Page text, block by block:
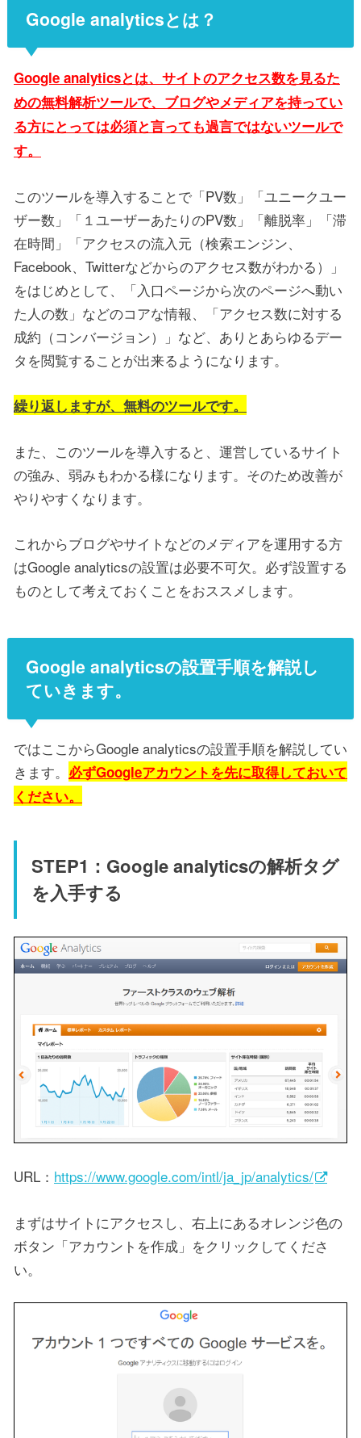
Google analyticsとは？
Google analyticsとは、サイトのアクセス数を見るた
めの無料解析ツールで、ブログやメディアを持ってい
る方にとっては必須と言っても過言ではないツールで
す。
このツールを導入することで「PV数」「ユニークユー
ザー数」「１ユーザーあたりのPV数」「離脱率」「滞
在時間」「アクセスの流入元（検索エンジン、
Facebook、Twitterなどからのアクセス数がわかる）」
をはじめとして、「入口ページから次のページへ動い
た人の数」などのコアな情報、「アクセス数に対する
成約（コンバージョン）」など、ありとあらゆるデー
タを閲覧することが出来るようになります。
繰り返しますが、無料のツールです。
また、このツールを導入すると、運営しているサイト
の強み、弱みもわかる様になります。そのため改善が
やりやすくなります。
これからブログやサイトなどのメディアを運用する方
はGoogle analyticsの設置は必要不可欠。必ず設置する
ものとして考えておくことをおススメします。
Google analyticsの設置手順を解説し
ていきます。
ではここからGoogle analyticsの設置手順を解説してい
きます。 必ずGoogleアカウントを先に取得しておいて
ください。
STEP1：Google analyticsの解析タグ
を入手する
URL： https://www.google.com/intl/ja_jp/analytics/
まずはサイトにアクセスし、右上にあるオレンジ色の
ボタン「アカウントを作成」をクリックしてくださ
い。